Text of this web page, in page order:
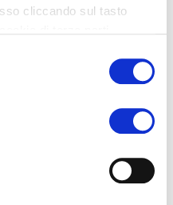
cliccando sul tasto